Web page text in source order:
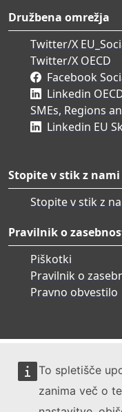
To spletišče
zanima več o
Družbena omrežja
Twitter/X
Twitter/X OECD
Facebook
Linkedin
SMEs, Regions
Linkedin EU
Stopite v stik z nami
Stopite v stik z
Pravilnik o
Piškotki
Pravilnik o
Pravno obvestilo